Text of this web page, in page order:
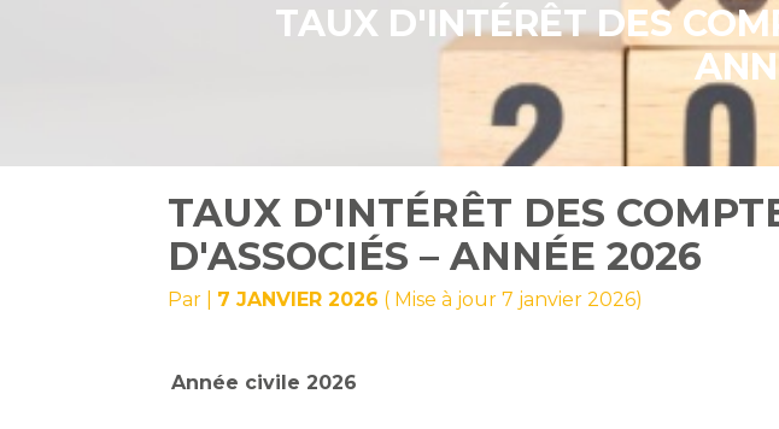
TAUX D'INTÉRÊT DES
TAUX D'INTÉRÊT DES
D'ASSOCIÉS – ANNÉE 2026
Par 7 JANVIER 2026 ( Mise à jour 7 janvier 2026)
Année civile 2026